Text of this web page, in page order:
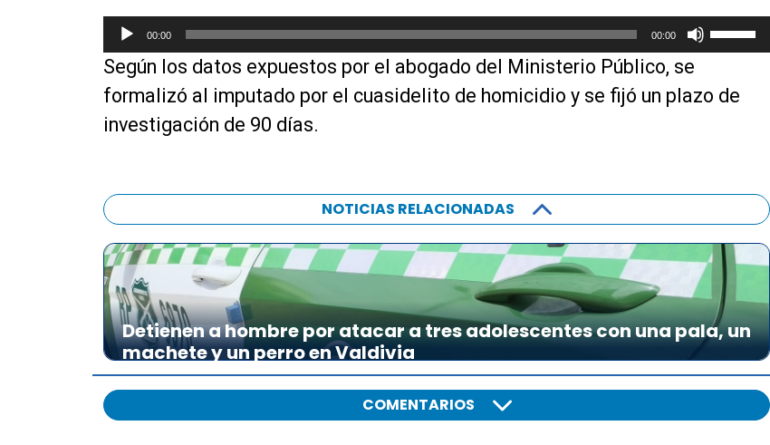
e
p
r
o
d
t
o
r
d
e
a
u
d
i
o
00:00 00:00
l
a
s
t
e
l
a
d
f
Según los datos expuestos por el abogado del Ministerio Público, se
formalizó al imputado por el cuasidelito de homicidio y se fijó un plazo de
investigación de 90 días.
NOTICIAS RELACIONADAS
Detienen a hombre por atacar a tres adolescentes con una pala, un
machete y un perro en Valdivia
COMENTARIOS